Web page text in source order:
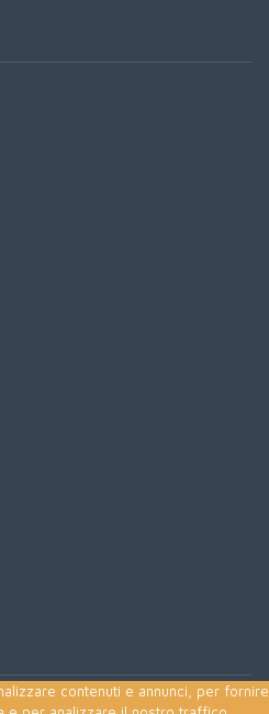
contenuti e annunci, per fornire